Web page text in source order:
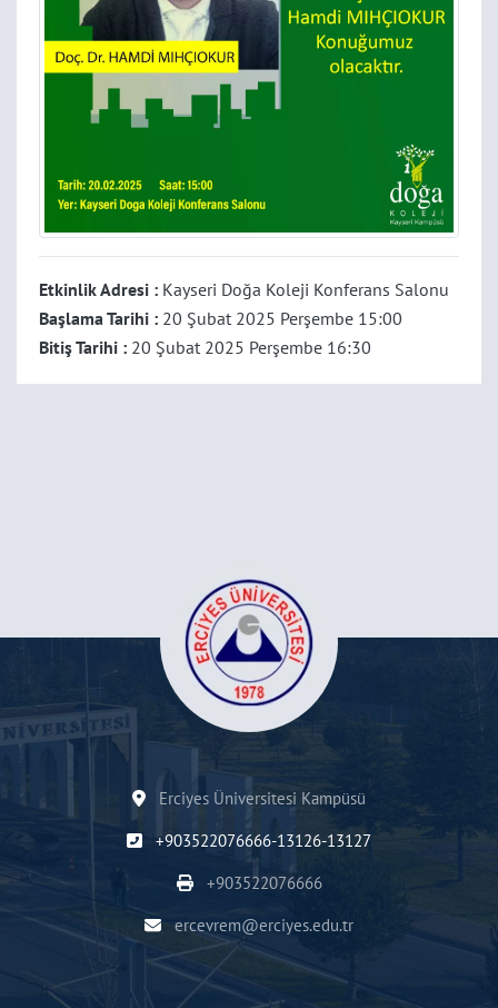
Etkinlik Adresi : Kayseri Doğa Koleji Konferans Salonu
Başlama Tarihi : 20 Şubat 2025 Perşembe 15:00
Bitiş Tarihi : 20 Şubat 2025 Perşembe 16:30
Erciyes Üniversitesi Kampüsü
+903522076666-13126-13127
+903522076666
ercevrem@erciyes.edu.tr